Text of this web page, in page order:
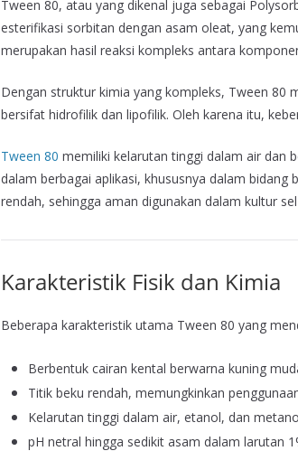
Tween 80, atau yang dikenal juga sebagai
esterifikasi sorbitan dengan asam oleat, yang
merupakan hasil reaksi kompleks antara
Dengan struktur kimia yang kompleks, Tween 80
bersifat hidrofilik dan lipofilik. Oleh karena itu,
Tween 80 memiliki kelarutan tinggi dalam air dan
dalam berbagai aplikasi, khususnya dalam
rendah, sehingga aman digunakan dalam kultur
Karakteristik Fisik dan Kimia
Beberapa karakteristik utama Tween 80 yang
Berbentuk cairan kental berwarna kuning
Titik beku rendah, memungkinkan
Kelarutan tinggi dalam air, etanol, dan
pH netral hingga sedikit asam dalam larutan